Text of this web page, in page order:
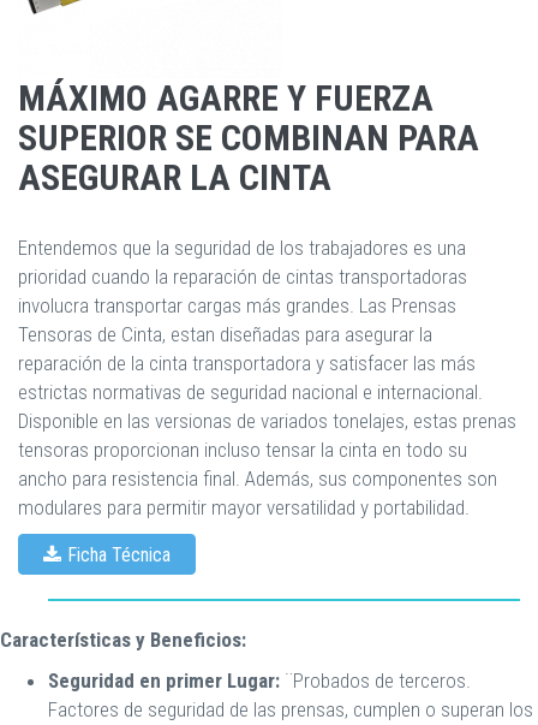
MÁXIMO AGARRE Y FUERZA
SUPERIOR SE COMBINAN PARA
ASEGURAR LA CINTA
Entendemos que la seguridad de los trabajadores es una
prioridad cuando la reparación de cintas transportadoras
involucra transportar cargas más grandes. Las Prensas
Tensoras de Cinta, estan diseñadas para asegurar la
reparación de la cinta transportadora y satisfacer las más
estrictas normativas de seguridad nacional e internacional.
Disponible en las versionas de variados tonelajes, estas prenas
tensoras proporcionan incluso tensar la cinta en todo su
ancho para resistencia final. Además, sus componentes son
modulares para permitir mayor versatilidad y portabilidad.
Ficha Técnica
Características y Beneficios:
Seguridad en primer Lugar: ¨Probados de terceros.
Factores de seguridad de las prensas, cumplen o superan los